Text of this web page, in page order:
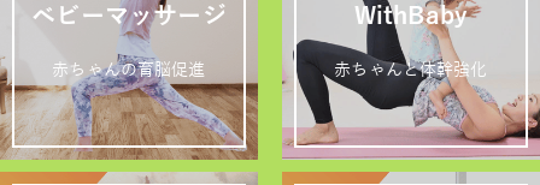
ベビーマッサージ
赤ちゃんの育脳促進
WithBaby
赤ちゃんと体幹強化